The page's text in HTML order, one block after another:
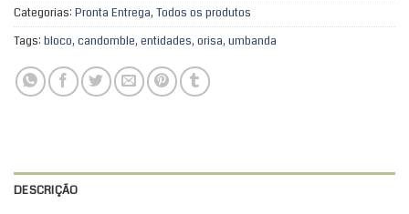
Categorias: Pronta Entrega, Todos os produtos
Tags: bloco, candomble, entidades, orisa, umbanda
DESCRIÇÃO